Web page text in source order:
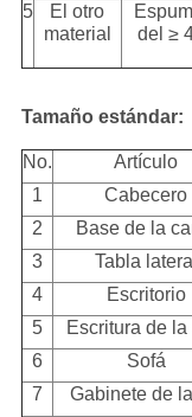
5
El otro
material
del ≥
Tamaño estándar:
No. Artículo
1
Cabecero
2
Base de la
3
Tabla lateral
4
Escritorio
5
Escritura de
6
Sofá
7
Gabinete de